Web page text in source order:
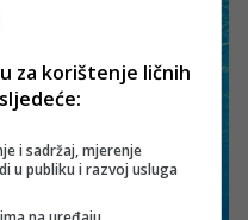
za korištenje ličnih
i sadržaj, mjerenje
u publiku i razvoj usluga